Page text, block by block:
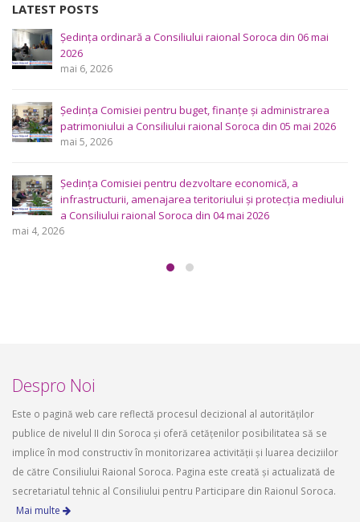
LATEST POSTS
Soroca din 06 mai
finanțe și administrarea
Soroca din 05 mai 2026
economică, a
și protecția mediului
mai 2026
Ședința Comisiei pentru
Consultări publice ale
proiectele de decizie
Consultări publice ale
proiectele de decizie
aprilie 16, 2026
Despro Noi
Este o pagină web care reflectă procesul decizional al autorităților
publice de nivelul II din Soroca și oferă cetățenilor posibilitatea să se
implice în mod constructiv în monitorizarea activității și luarea deciziilor
de către Consiliului Raional Soroca. Pagina este creată și actualizată de
secretariatul tehnic al Consiliului pentru Participare din Raionul Soroca.
Mai multe